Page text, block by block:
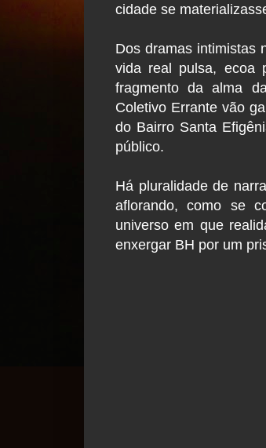
cidade se
Dos dramas intimistas
vida real pulsa, ecoa
fragmento da alma
Coletivo Errante vão
do Bairro Santa
público.
Há pluralidade de
aflorando, como se
universo em que
enxergar BH por um